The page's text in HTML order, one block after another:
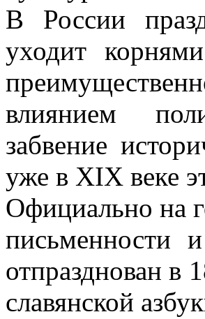
В России
уходит
влиянием
забвение
уже в XIX веке
Официально на
письменности
отпразднован в
славянской